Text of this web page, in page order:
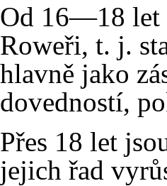
Od 16—18 let
Roweři, t. j.
hlavně jako
dovedností,
Přes 18 let
jejich řad